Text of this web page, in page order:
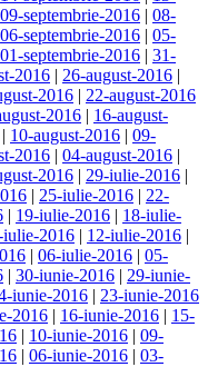
09-septembrie-2016 | 08-
06-septembrie-2016 | 05-
01-septembrie-2016 | 31-
2016 | 26-august-2016 |
2016 | 22-august-2016
2016 | 16-august-
| 10-august-2016 | 09-
2016 | 04-august-2016 |
2016 | 29-iulie-2016 |
| 25-iulie-2016 | 22-
| 19-iulie-2016 | 18-iulie-
iulie-2016 | 12-iulie-2016 |
| 06-iulie-2016 | 05-
| 30-iunie-2016 | 29-iunie-
iunie-2016 | 23-iunie-2016
2016 | 16-iunie-2016 | 15-
| 10-iunie-2016 | 09-
| 06-iunie-2016 | 03-